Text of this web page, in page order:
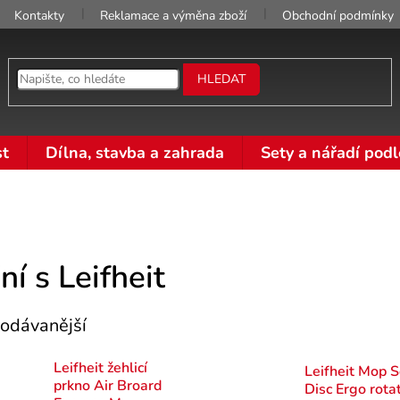
Kontakty Reklamace a výměna zboží Obchodní podmínky
HLEDAT
Dílna, stavba a zahrada Sety a nářadí
s Leifheit
Leifheit žehlicí
prkno Air Broard
Leifheit Mop
Disc Ergo